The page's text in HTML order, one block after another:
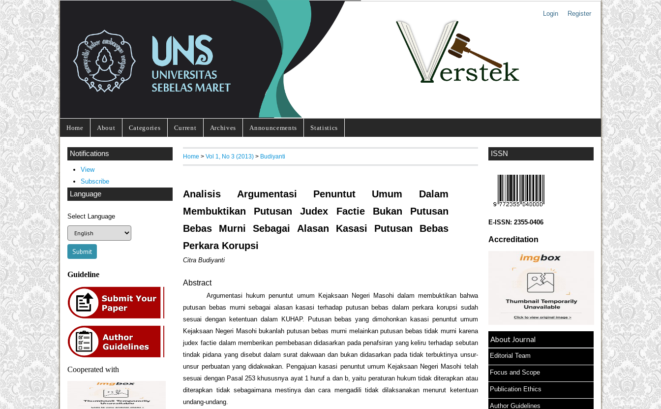
Login Register
Home About Categories Current Archives Announcements Statistics
ISSN
E-ISSN: 2355-0406
Accreditation
About Journal
Editorial Team
Focus and Scope
Publication Ethics
Author Guidelines
Notifications
View
Subscribe
Language
Select Language
Guideline
Cooperated with
Home >Vol 1, No 3 (2013) > Budiyanti
Analisis Argumentasi Penuntut Umum Dalam
Membuktikan Putusan Judex Factie Bukan Putusan
Bebas Murni Sebagai Alasan Kasasi Putusan Bebas
Perkara Korupsi
Citra Budiyanti
Abstract
Argumentasi hukum penuntut umum Kejaksaan Negeri Masohi dalam membuktikan bahwa
putusan bebas murni sebagai alasan kasasi terhadap putusan bebas dalam perkara korupsi sudah
sesuai dengan ketentuan dalam KUHAP. Putusan bebas yang dimohonkan kasasi penuntut umum
Kejaksaan Negeri Masohi bukanlah putusan bebas murni melainkan putusan bebas tidak murni karena
judex factie dalam memberikan pembebasan didasarkan pada penafsiran yang keliru terhadap sebutan
tindak pidana yang disebut dalam surat dakwaan dan bukan didasarkan pada tidak terbuktinya unsur-
unsur perbuatan yang didakwakan. Pengajuan kasasi penuntut umum Kejaksaan Negeri Masohi telah
sesuai dengan Pasal 253 khususnya ayat 1 huruf a dan b, yaitu peraturan hukum tidak diterapkan atau
diterapkan tidak sebagaimana mestinya dan cara mengadili tidak dilaksanakan menurut ketentuan
undang-undang.